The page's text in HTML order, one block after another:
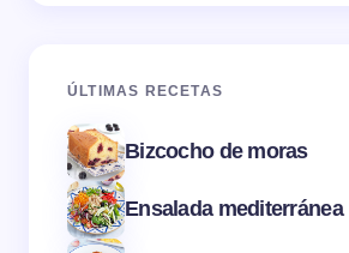
ÚLTIMAS RECETAS
Bizcocho de moras
Ensalada mediterránea